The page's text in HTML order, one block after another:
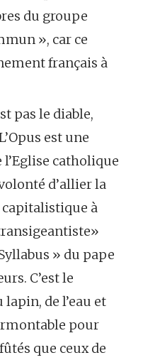
du groupe
», car ce
français à
pas le diable,
est une
catholique
d’allier la
à
» du pape
C’est le
de l’eau et
pour
que ceux de